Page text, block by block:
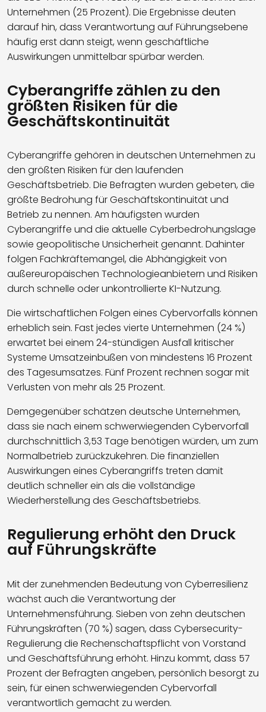
Unternehmen (25 Prozent). Die Ergebnisse deuten
darauf hin, dass Verantwortung auf Führungsebene
häufig erst dann steigt, wenn geschäftliche
Auswirkungen unmittelbar spürbar werden.
Cyberangriffe zählen zu den
größten Risiken für die
Geschäftskontinuität
Cyberangriffe gehören in deutschen Unternehmen zu
den größten Risiken für den laufenden
Geschäftsbetrieb. Die Befragten wurden gebeten, die
größte Bedrohung für Geschäftskontinuität und
Betrieb zu nennen. Am häufigsten wurden
Cyberangriffe und die aktuelle Cyberbedrohungslage
sowie geopolitische Unsicherheit genannt. Dahinter
folgen Fachkräftemangel, die Abhängigkeit von
außereuropäischen Technologieanbietern und Risiken
durch schnelle oder unkontrollierte KI-Nutzung.
Die wirtschaftlichen Folgen eines Cybervorfalls können
erheblich sein. Fast jedes vierte Unternehmen (24 %)
erwartet bei einem 24-stündigen Ausfall kritischer
Systeme Umsatzeinbußen von mindestens 16 Prozent
des Tagesumsatzes. Fünf Prozent rechnen sogar mit
Verlusten von mehr als 25 Prozent.
Demgegenüber schätzen deutsche Unternehmen,
dass sie nach einem schwerwiegenden Cybervorfall
durchschnittlich 3,53 Tage benötigen würden, um zum
Normalbetrieb zurückzukehren. Die finanziellen
Auswirkungen eines Cyberangriffs treten damit
deutlich schneller ein als die vollständige
Wiederherstellung des Geschäftsbetriebs.
Regulierung erhöht den Druck
auf Führungskräfte
Mit der zunehmenden Bedeutung von Cyberresilienz
wächst auch die Verantwortung der
Unternehmensführung. Sieben von zehn deutschen
Führungskräften (70 %) sagen, dass Cybersecurity-
Regulierung die Rechenschaftspflicht von Vorstand
und Geschäftsführung erhöht. Hinzu kommt, dass 57
Prozent der Befragten angeben, persönlich besorgt zu
sein, für einen schwerwiegenden Cybervorfall
verantwortlich gemacht zu werden.